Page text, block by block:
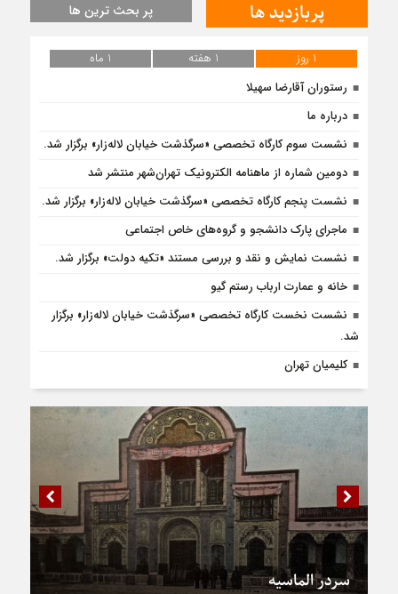
پربازدید ها پر بحث ترین ها
1 روز 1 هفته
1 ماه
رستوران آقارضا سهیلا
درباره ما
نشست سوم کارگاه تخصصی «سرگذشت خیابان لاله‌زار» برگزار شد.
دومین شماره از ماهنامه الکترونیک تهران‌شهر منتشر شد
نشست پنجم کارگاه تخصصی «سرگذشت خیابان لاله‌زار» برگزار شد.
ماجرای پارک دانشجو و گروه‌های خاص اجتماعی
نشست نمایش و نقد و بررسی مستند «تکیه دولت» برگزار شد.
خانه و عمارت ارباب رستم گیو
نشست نخست کارگاه تخصصی «سرگذشت خیابان لاله‌زار» برگزار
شد.
کلیمیان تهران
سردر الماسیه